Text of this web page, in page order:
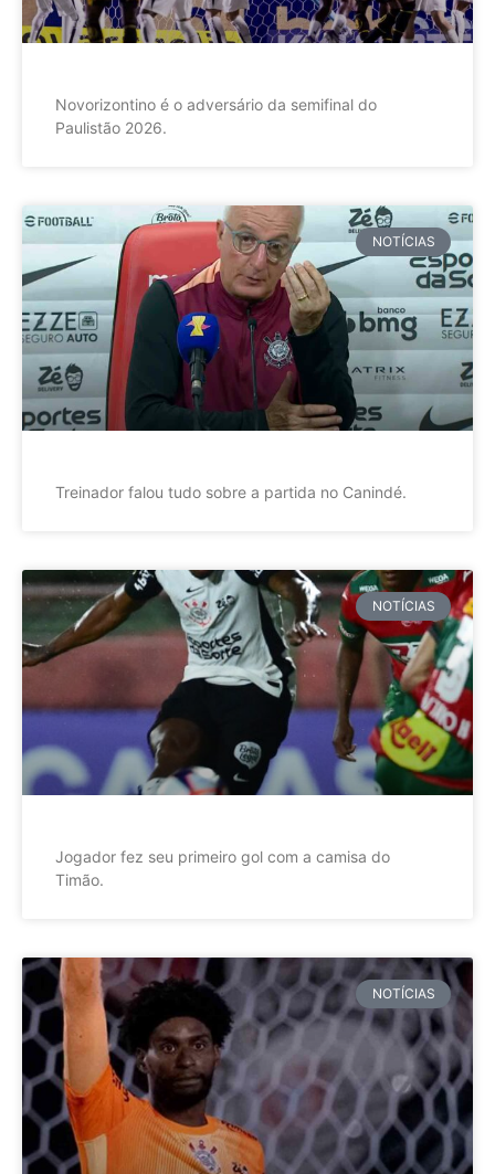
Novorizontino é o adversário da semifinal do
Paulistão 2026.
NOTÍCIAS
Treinador falou tudo sobre a partida no Canindé.
NOTÍCIAS
Jogador fez seu primeiro gol com a camisa do
Timão.
NOTÍCIAS